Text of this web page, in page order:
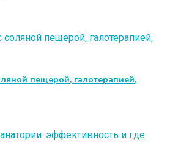
пещерой, галотерапией,